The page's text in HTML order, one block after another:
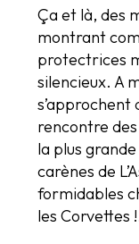
Ça et là, des
montrant
protectrices
silencieux. A
s’approchent
rencontre
la plus
carènes de
formidables
les Corvettes